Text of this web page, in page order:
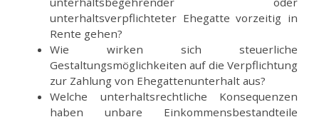
unterhaltsverpflichteter Ehegatte vorzeitig in
Rente gehen?
Wie wirken sich steuerliche
Gestaltungsmöglichkeiten auf die Verpflichtung
zur Zahlung von Ehegattenunterhalt aus?
Welche unterhaltsrechtliche Konsequenzen
haben unbare Einkommensbestandteile